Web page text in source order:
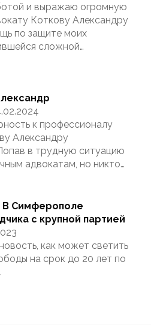
и выражаю огромную
Коткову Александру
по защите моих
сложной…
к профессионалу
Александру
в трудную ситуацию
адвокатам, но никто…
В Симферополе
с крупной партией
как может светить
на срок до 20 лет по